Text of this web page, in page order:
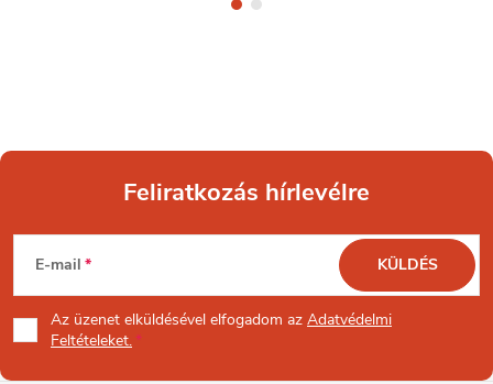
L
á
b
Feliratkozás hírlevélre
E-mail
Az üzenet elküldésével elfogadom az Adatvédelmi
Feltételeket.
KÜLDÉS